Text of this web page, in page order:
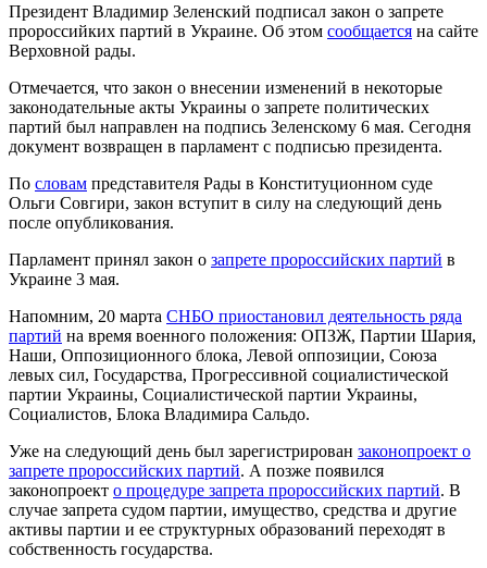
Президент Владимир Зеленский подписал закон о запрете
пророссийких партий в Украине. Об этом сообщается на сайте
Верховной рады.
Отмечается, что закон о внесении изменений в некоторые
законодательные акты Украины о запрете политических
партий был направлен на подпись Зеленскому 6 мая. Сегодня
документ возвращен в парламент с подписью президента.
По словам представителя Рады в Конституционном суде
Ольги Совгири, закон вступит в силу на следующий день
после опубликования.
Парламент принял закон о запрете пророссийских партий в
Украине 3 мая.
Напомним, 20 марта СНБО приостановил деятельность ряда
партий на время военного положения: ОПЗЖ, Партии Шария,
Наши, Оппозиционного блока, Левой оппозиции, Союза
левых сил, Государства, Прогрессивной социалистической
партии Украины, Социалистической партии Украины,
Социалистов, Блока Владимира Сальдо.
Уже на следующий день был зарегистрирован законопроект о
запрете пророссийских партий. А позже появился
законопроект о процедуре запрета пророссийских партий. В
случае запрета судом партии, имущество, средства и другие
активы партии и ее структурных образований переходят в
собственность государства.